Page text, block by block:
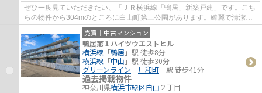
ぜひ一度見ていただきたい、「ＪＲ横浜線「鴨居」新築戸建」です。こち
らの物件から304mのところに白山町第三公園があります。綺麗で清潔感
のある室内が新築戸建ての特徴です。多種多...
売買｜中古マンション
鴨居第１ハイツウエストヒル
横浜線 「鴨居 」駅 徒歩8分
横浜線 「中山 」駅 徒歩30分
グリーンライン 「川和町」駅 徒歩41分
過去掲載物件
神奈川県横浜市緑区白山 ２丁目